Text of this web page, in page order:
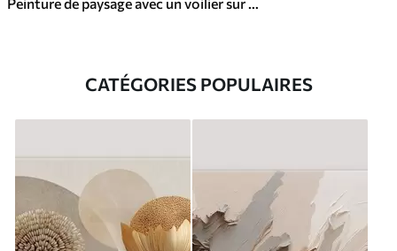
CATÉGORIES POPULAIRES